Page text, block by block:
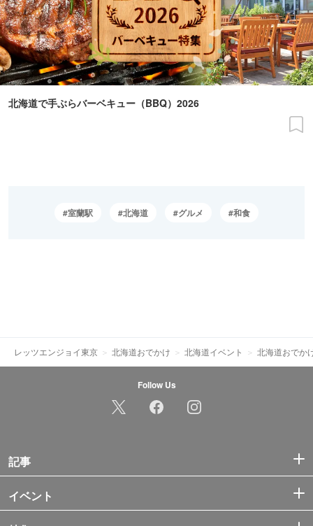
北海道で手ぶらバーベキュー（BBQ）2026
室蘭駅 北海道 グルメ 和食
レッツエンジョイ東京 北海道おでかけ 北海道イベント 北海道おでか
Follow Us
記事
イベント